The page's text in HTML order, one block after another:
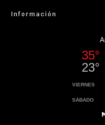
Información